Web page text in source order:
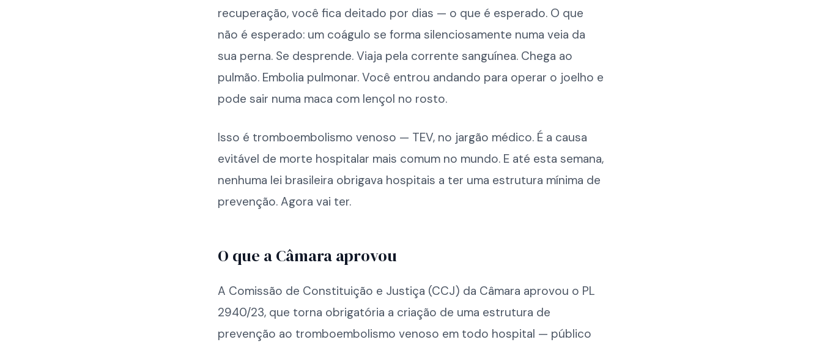
recuperação, você fica deitado por dias — o que é esperado. O que
não é esperado: um coágulo se forma silenciosamente numa veia da
sua perna. Se desprende. Viaja pela corrente sanguínea. Chega ao
pulmão. Embolia pulmonar. Você entrou andando para operar o joelho e
pode sair numa maca com lençol no rosto.
Isso é tromboembolismo venoso — TEV, no jargão médico. É a causa
evitável de morte hospitalar mais comum no mundo. E até esta semana,
nenhuma lei brasileira obrigava hospitais a ter uma estrutura mínima de
prevenção. Agora vai ter.
O que a Câmara aprovou
A Comissão de Constituição e Justiça (CCJ) da Câmara aprovou o PL
2940/23, que torna obrigatória a criação de uma estrutura de
prevenção ao tromboembolismo venoso em todo hospital — público